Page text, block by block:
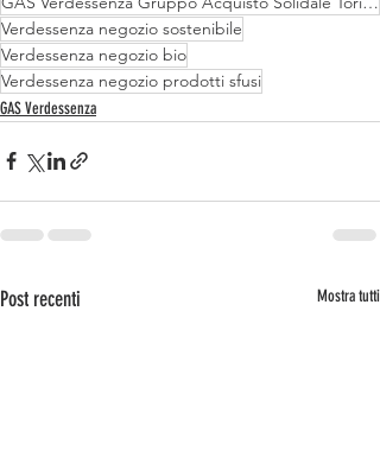
Verdessenza negozio sostenibile
Verdessenza negozio bio
Verdessenza negozio prodotti sfusi
GAS Verdessenza
Post recenti Mostra tutti